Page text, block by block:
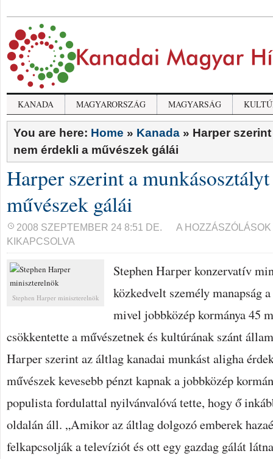
KANADA MAGYARORSZÁG MAGYARSÁG
You are here: Home » Kanada » Harper
nem érdekli a művészek gálái
Harper szerint a
művészek gálái
2008 SZEPTEMBER 24 8:51 DE.
HARPER
MUNKÁSOSZTÁLYT
ÉRDEKLI
A
MŰVÉSZEK
GÁLÁI
A
KIKAPCSOLVA
Stephen Harper miniszterelnök
Stephen Harper konzervatív
közkedvelt személy manapság
mivel jobbközép kormánya 45
csökkentette a művészetnek és kultúrának szánt
Harper szerint az áltlag kanadai munkást aligha
művészek kevesebb pénzt kapnak a jobbközép
populista fordulattal nyilvánvalóvá tette, hogy ő
oldalán áll. „Amikor az áltlag dolgozó emberek
felkapcsolják a televíziót és ott egy gazdag gálát